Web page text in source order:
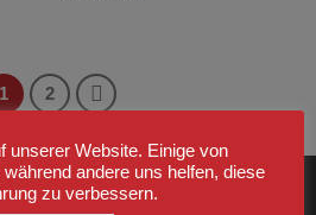
1 2
unserer Website. Einige von
andere uns helfen, diese
zu verbessern.